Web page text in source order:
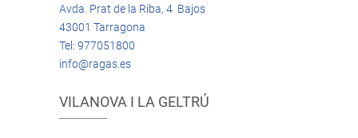
Avda. Prat de la Riba, 4 Bajos
43001 Tarragona
Tel: 977051800
info@ragas.es
VILANOVA I LA GELTRÚ